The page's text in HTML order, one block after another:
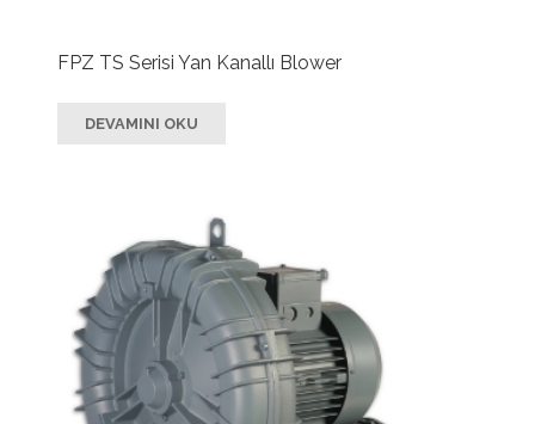
FPZ TS Serisi Yan Kanallı Blower
DEVAMINI OKU